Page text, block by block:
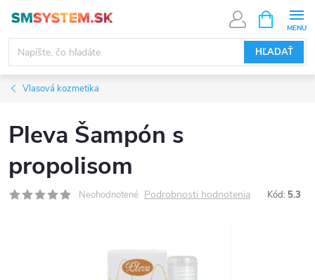
obsah
HĽADAŤ
KOŠÍK
Vlasová kozmetika
Pleva Šampón s
propolisom
Neohodnotené Podrobnosti hodnotenia Kód: 5.3